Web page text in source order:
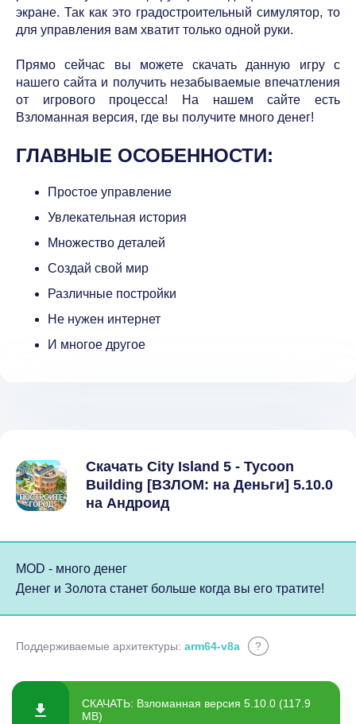
экране. Так как это градостроительный симулятор, то
для управления вам хватит только одной руки.
Прямо сейчас вы можете скачать данную игру с
нашего сайта и получить незабываемые впечатления
от игрового процесса! На нашем сайте есть
Взломанная версия, где вы получите много денег!
ГЛАВНЫЕ ОСОБЕННОСТИ:
Простое управление
Увлекательная история
Множество деталей
Создай свой мир
Различные постройки
Не нужен интернет
И многое другое
Скачать City Island 5 - Tycoon
Building [ВЗЛОМ: на Деньги] 5.10.0
на Андроид
MOD - много денег
Денег и Золота станет больше когда вы его тратите!
Поддерживаемые архитектуры: arm64-v8a ?
СКАЧАТЬ: Взломанная версия 5.10.0 (117.9
MB)